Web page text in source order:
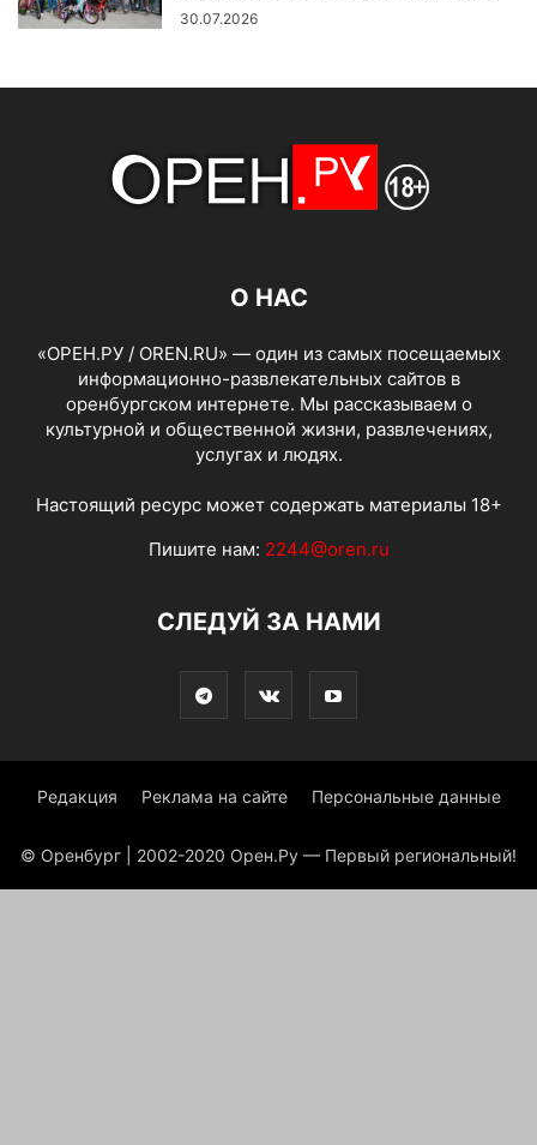
30.07.2026
О НАС
«ОРЕН.РУ / OREN.RU» — один из самых посещаемых
информационно-развлекательных сайтов в
оренбургском интернете. Мы рассказываем о
культурной и общественной жизни, развлечениях,
услугах и людях.
Настоящий ресурс может содержать материалы 18+
Пишите нам: 2244@oren.ru
СЛЕДУЙ ЗА НАМИ
Редакция Реклама на сайте Персональные данные
© Оренбург | 2002-2020 Орен.Ру — Первый региональный!